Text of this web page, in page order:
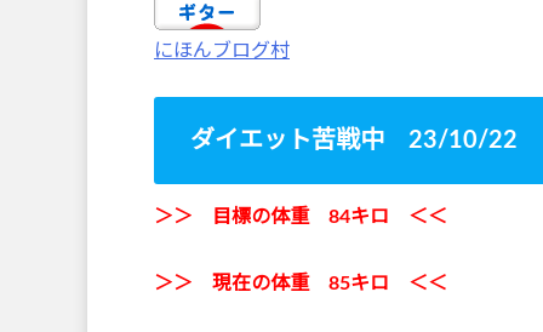
にほんブログ村
ダイエット苦戦中 23/10/22
＞＞ 目標の体重 84キロ ＜＜
＞＞ 現在の体重 85キロ ＜＜